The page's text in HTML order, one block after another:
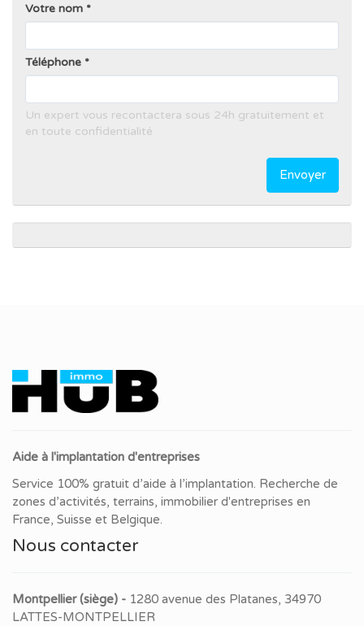
Votre nom
Téléphone
Un expert vous recontactera sous 24h gratuitement et
en toute confidentialité
Envoyer
Aide à l'implantation d'entreprises
Service 100% gratuit d’aide à l’implantation. Recherche de
zones d’activités, terrains, immobilier d'entreprises en
France, Suisse et Belgique.
Nous contacter
Montpellier (siège) - 1280 avenue des Platanes, 34970
LATTES-MONTPELLIER